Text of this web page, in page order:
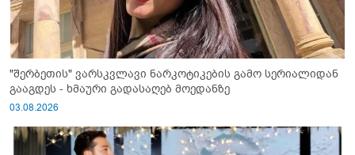
"შერბეთის" ვარსკვლავი ნარკოტიკების გამო სერიალიდან
გააგდეს - ხმაური გადასაღებ მოედანზე
03.08.2026